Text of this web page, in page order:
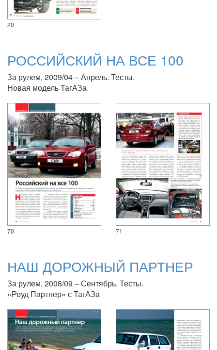
20
РОССИЙСКИЙ НА ВСЕ 100
За рулем, 2009/04 – Апрель. Тесты.
Новая модель ТагАЗа
70 71
НАШ ДОРОЖНЫЙ ПАРТНЕР
За рулем, 2008/09 – Сентябрь. Тесты.
«Роуд Партнер» с ТагАЗа